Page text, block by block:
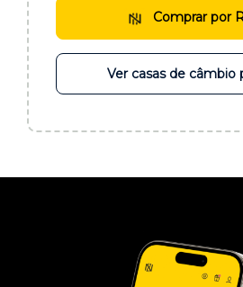
Comprar por
Ver casas de câmbio